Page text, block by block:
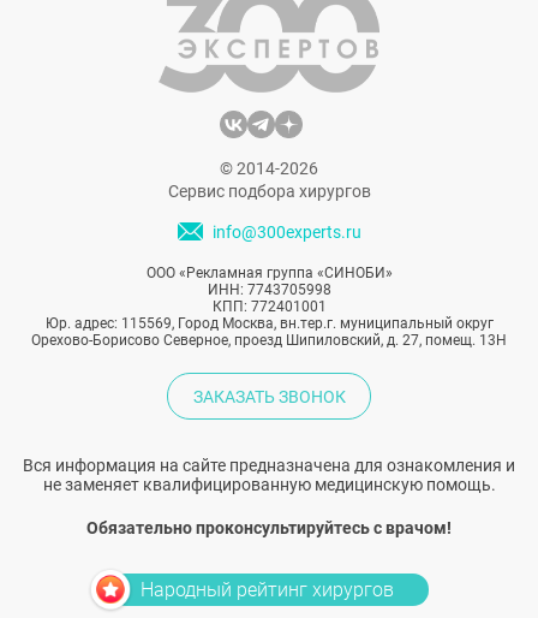
© 2014-2026
Сервис подбора хирургов
info@300experts.ru
ООО «Рекламная группа «СИНОБИ»
ИНН: 7743705998
КПП: 772401001
Юр. адрес: 115569, Город Москва, вн.тер.г. муниципальный округ
Орехово-Борисово Северное, проезд Шипиловский, д. 27, помещ. 13Н
ЗАКАЗАТЬ ЗВОНОК
Вся информация на сайте предназначена для ознакомления и
не заменяет квалифицированную медицинскую помощь.
Обязательно проконсультируйтесь с врачом!
Народный рейтинг хирургов